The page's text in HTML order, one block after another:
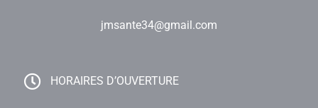
jmsante34@gmail.com
HORAIRES D’OUVERTURE